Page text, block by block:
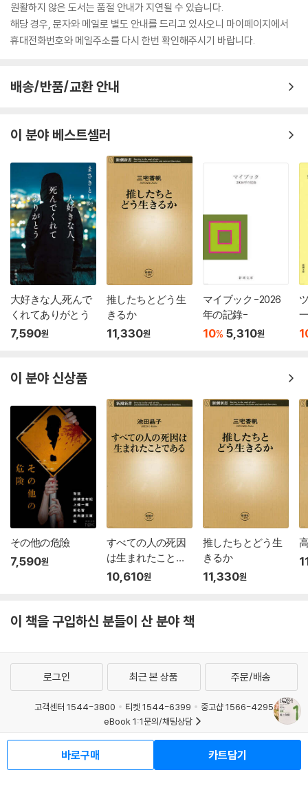
원활하지 않은 도서는 품절 안내가 지연될 수 있습니다.
해당 경우, 문자와 메일로 별도 안내를 드리고 있사오니 마이페이지에서
휴대전화번호와 메일주소를 다시 한번 확인해주시기 바랍니다.
배송/반품/교환 안내
이 분야 베스트셀러
大好きな人,死んで
くれてありがとう
7,590원
推したちとどう生
きるか
11,330원
マイブック -2026
年の記錄-
10% 5,310원
이 분야 신상품
その他の危險
7,590원
すべての人の死因
は生まれたことで
ある
10,610원
推したちとどう生
きるか
11,330원
이 책을 구입하신 분들이 산 분야 책
바로구매 카트담기
로그인 최근 본 상품 주문/배송
고객센터 1544-3800 티켓 1544-6399
중고샵 1566-4295
eBook 1:1문의/채팅상담
예스이십사(주) 사업자 정보
이용약관
청소년보호정책